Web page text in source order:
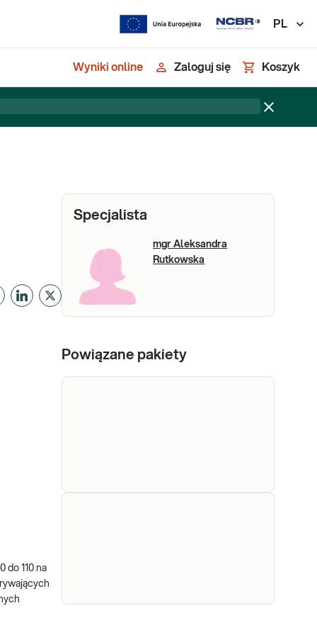
PL
Wyniki online Zaloguj się Koszyk
do 110 na
Specjalista
mgr Aleksandra
Rutkowska
Powiązane pakiety
dzieciom –